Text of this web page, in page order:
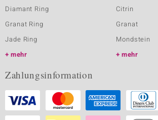
Diamant Ring
Granat Ring
Jade Ring
mehr
Citrin
Granat
Mondstein
mehr
Zahlungsinformation